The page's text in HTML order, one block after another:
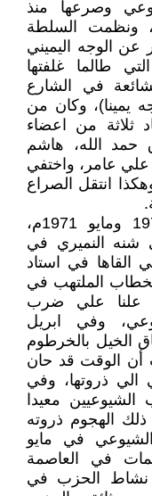
وصرعها منذ
ونظمت السلطة
الذي اسفر عن الوجه اليميني
طالما غلفتها
في الشارع
يمينا)، وكان من
نوفمبر/1970م، ابعاد ثلاثة من اعضاء
حمد الله، هاشم
علي عامر، واختفي
انتقل الصراع
كما شهدت الفترة بين نوفمبر 1970 ومايو 1971م،
شنه النميري في
القاها في استاد
نوفمبر/1970، ثم الخطاب الملتهب في
فيه علنا علي ضرب
وفي ابريل
الخيل بالخرطوم
أن الوقت قد حان
ذروتها، وفي
معيدا
1966م، وبلغ ذلك الهجوم ذروته
في مايو
في العاصمة
نشاط الحزب في